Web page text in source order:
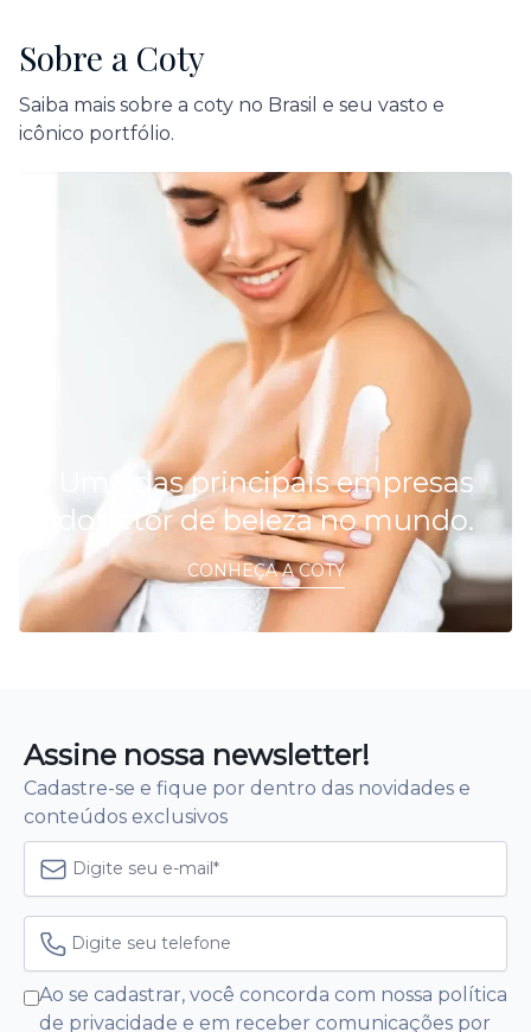
Sobre a Coty
Saiba mais sobre a coty no Brasil e seu vasto e
icônico portfólio.
Uma das principais empresas
do setor de beleza no mundo.
CONHEÇA A COTY
Assine nossa newsletter!
Cadastre-se e fique por dentro das novidades e
conteúdos exclusivos
Ao se cadastrar, você concorda com nossa política
de privacidade e em receber comunicações por